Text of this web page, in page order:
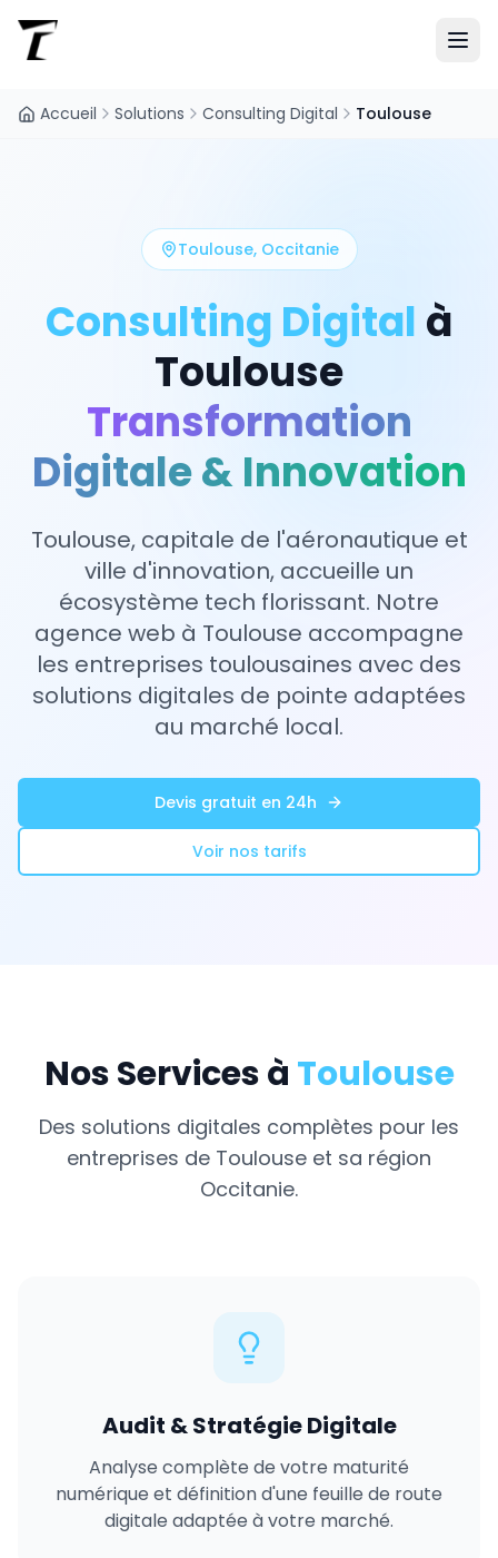
Accueil Solutions Consulting Digital Toulouse
Toulouse, Occitanie
Consulting Digital à
Toulouse
Transformation
Digitale & Innovation
Toulouse, capitale de l'aéronautique et
ville d'innovation, accueille un
écosystème tech florissant. Notre
agence web à Toulouse accompagne
les entreprises toulousaines avec des
solutions digitales de pointe adaptées
au marché local.
Devis gratuit en 24h
Voir nos tarifs
Nos Services à Toulouse
Des solutions digitales complètes pour les
entreprises de Toulouse et sa région
Occitanie.
Audit & Stratégie Digitale
Analyse complète de votre maturité
numérique et définition d'une feuille de route
digitale adaptée à votre marché.